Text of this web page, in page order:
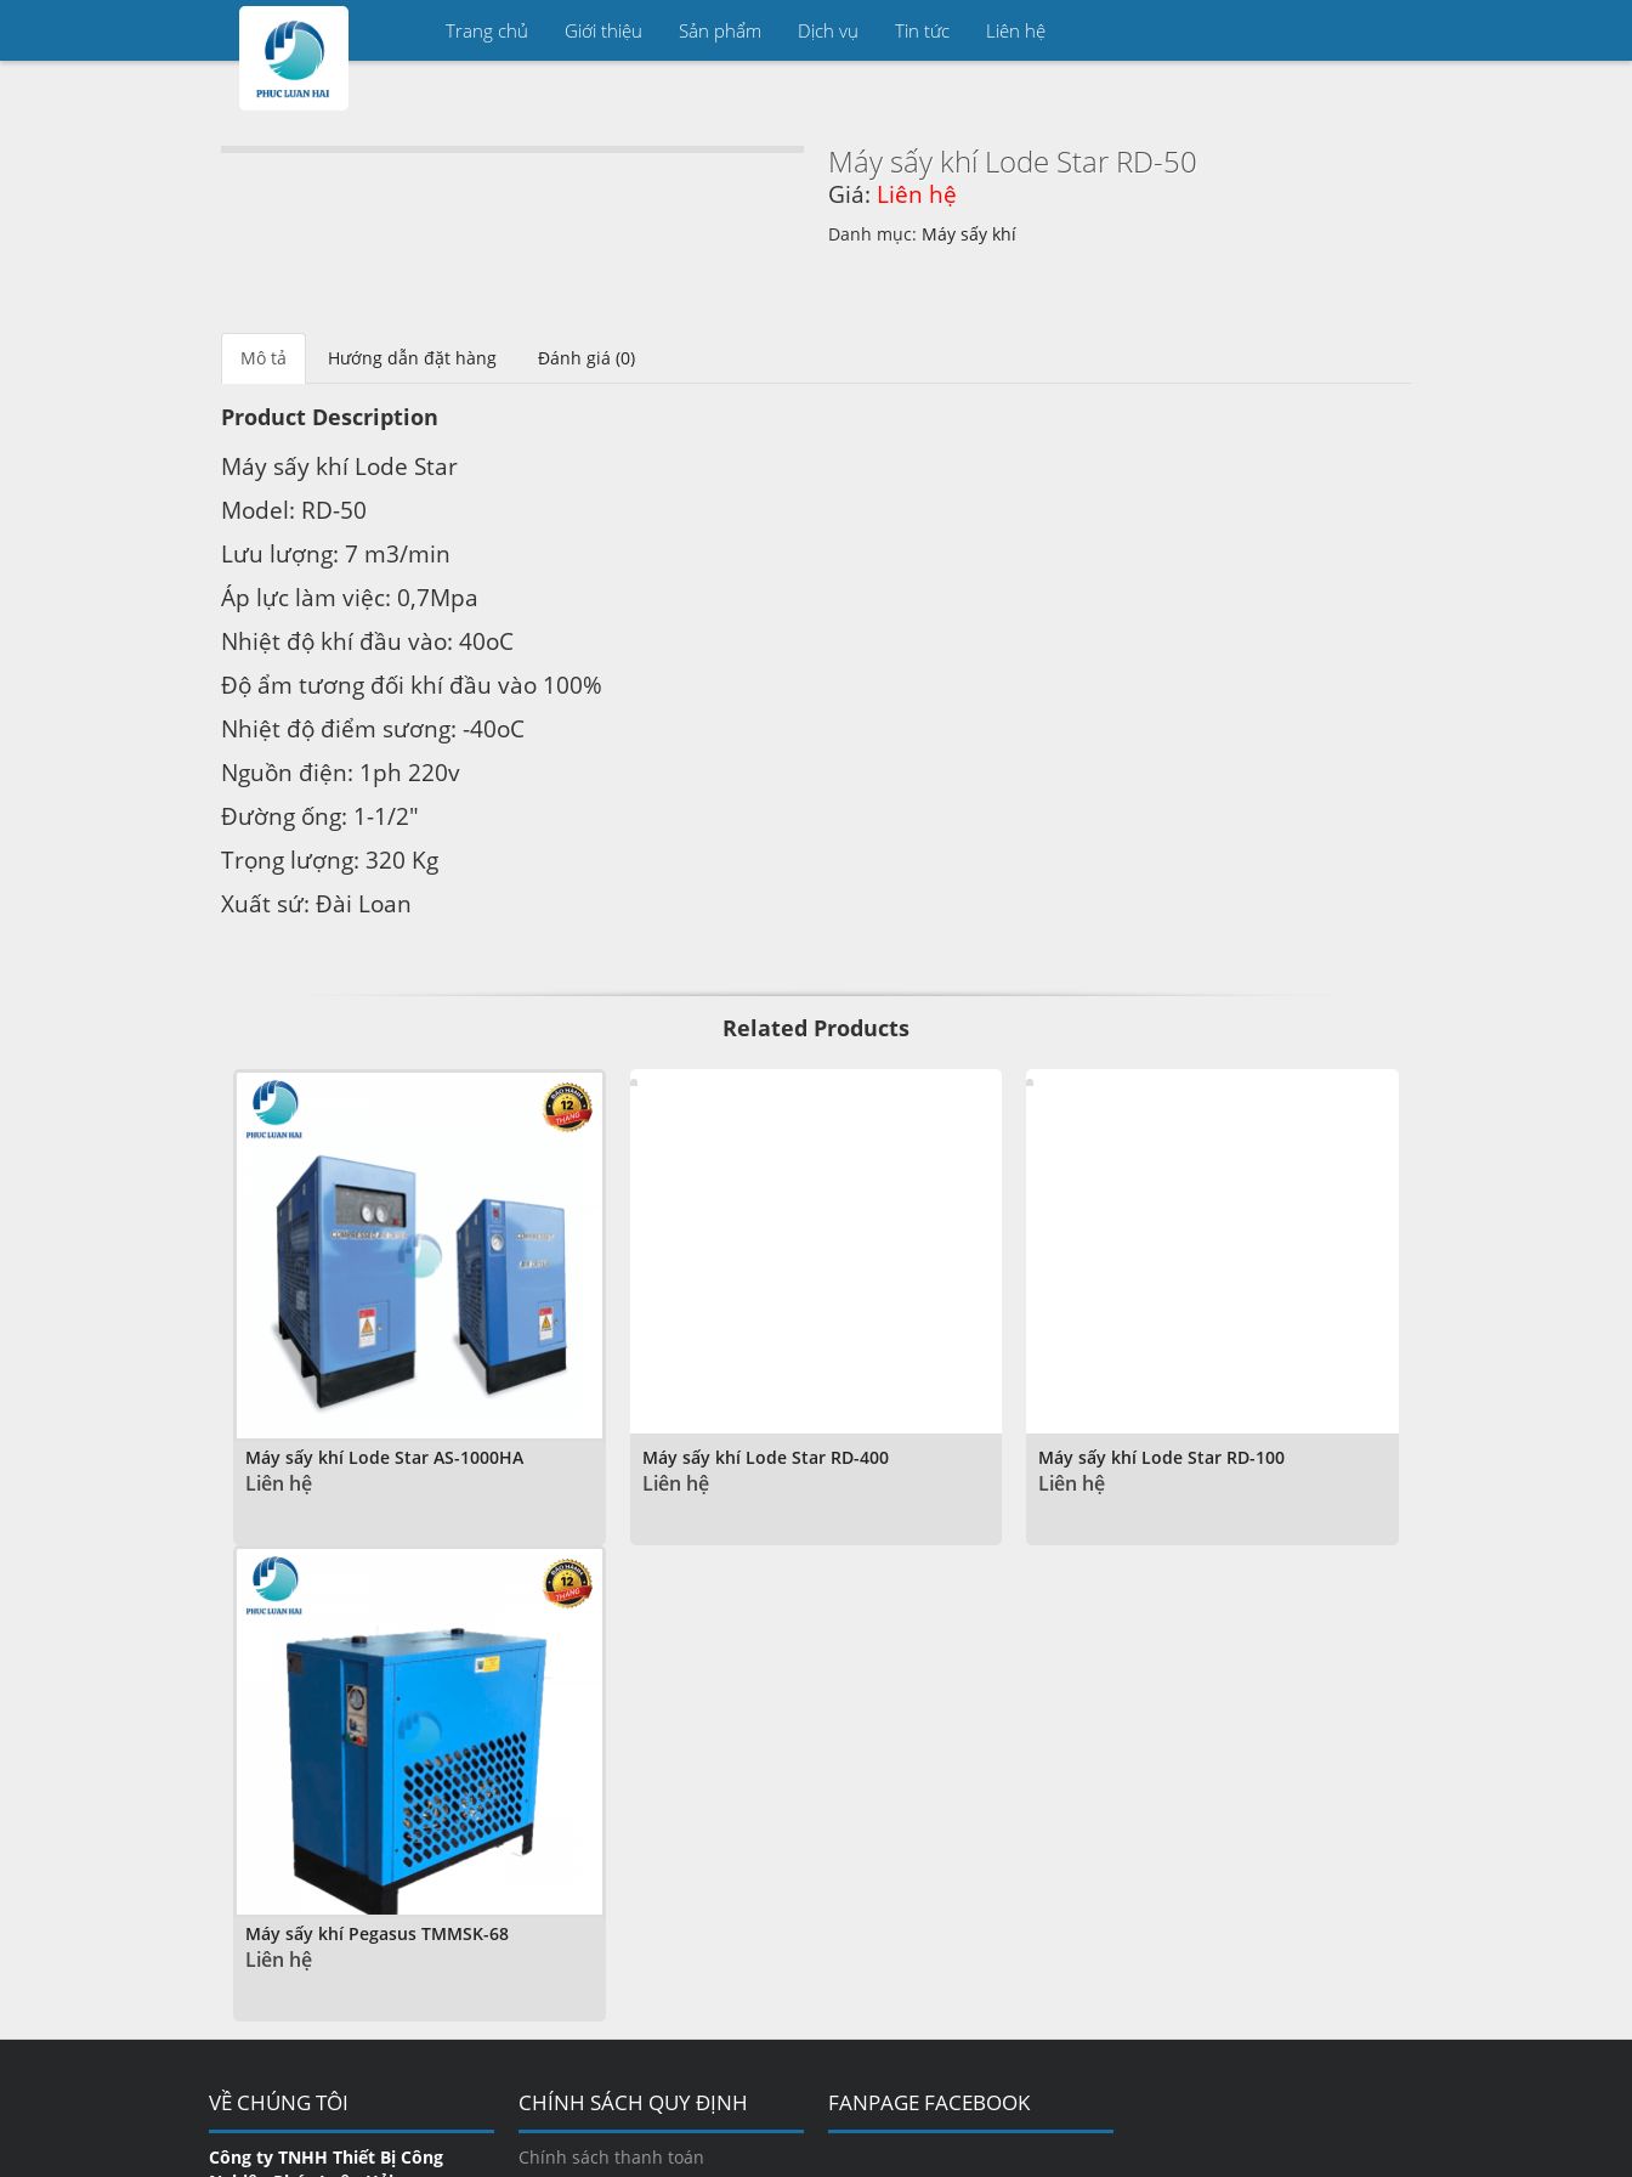
Trang chủ Giới thiệu Sản phẩm Dịch vụ Tin tức Liên hệ
Máy sấy khí Lode Star RD-50
Giá: Liên hệ
Danh mục: Máy sấy khí
Mô tả Hướng dẫn đặt hàng Đánh giá (0)
Product Description
Máy sấy khí Lode Star
Model: RD-50
Lưu lượng: 7 m3/min
Áp lực làm việc: 0,7Mpa
Nhiệt độ khí đầu vào: 40oC
Độ ẩm tương đối khí đầu vào 100%
Nhiệt độ điểm sương: -40oC
Nguồn điện: 1ph 220v
Đường ống: 1-1/2″
Trọng lượng: 320 Kg
Xuất sứ: Đài Loan
Related Products
Máy sấy khí Lode Star AS-1000HA
Liên hệ
Máy sấy khí Lode Star RD-400
Liên hệ
Máy sấy khí Lode Star RD-100
Liên hệ
Máy sấy khí Pegasus TMMSK-68
Liên hệ
VỀ CHÚNG TÔI
Công ty TNHH Thiết Bị Công
CHÍNH SÁCH QUY ĐỊNH
Chính sách thanh toán
FANPAGE FACEBOOK